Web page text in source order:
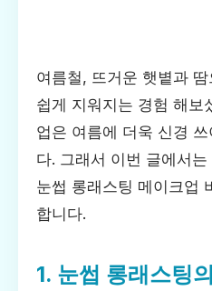
여름철, 뜨거운 햇볕과
쉽게 지워지는 경험 해보
업은 여름에 더욱 신경
다. 그래서 이번 글에서
눈썹 롱래스팅 메이크업
합니다.
1. 눈썹 롱래스팅